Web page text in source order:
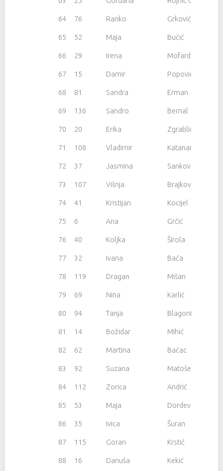
64 76 Ranko Grković
65 52 Maja Bučić
66 29 Irena Mofardin
67 15 Damir Popović
68 81 Sandra Erman
69 136 Sandro Bernal
70 20 Erika Zgrablić
71 108 Vladimir Katanar
72 37 Jasmina Sanković
73 107 Višnja Brajković
74 41 Kristijan Kocijel
75 6 Ana Grčić
76 40 Koljka Širola
77 32 Ivana Baća
78 119 Dragan Mišan
79 69 Nina Karlić
80 94 Tanja Blagonić
81 14 Božidar Mihić
82 62 Martina Baćac
83 92 Suzana Matošević
84 112 Zorica Andrić
85 53 Maja Dordevic
86 35 Ivica Šuran
87 115 Goran Krstić
88 16 Danuša Kekić